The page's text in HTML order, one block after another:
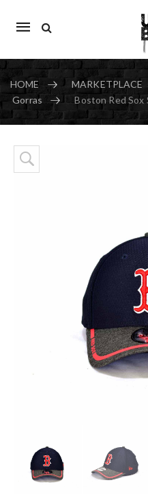
Mobile
HOME MARKETPLACE
Gorras
Boston Red Sox
Skip to content